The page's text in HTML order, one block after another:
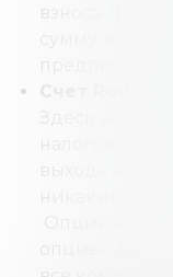
—
Здесь
Опция Roth
опцией Roth,